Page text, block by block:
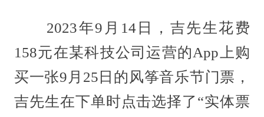
2023年9月14日，吉先生花费
158元在某科技公司运营的App上购
买一张9月25日的风筝音乐节门票，
吉先生在下单时点击选择了“实体票